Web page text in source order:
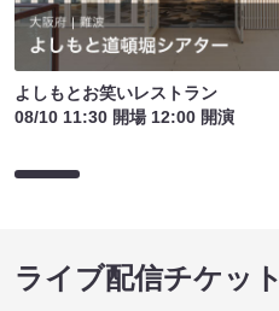
よしもとお笑いレストラン
08/10 11:30 開場 12:00 開演
ライブ配信チケット